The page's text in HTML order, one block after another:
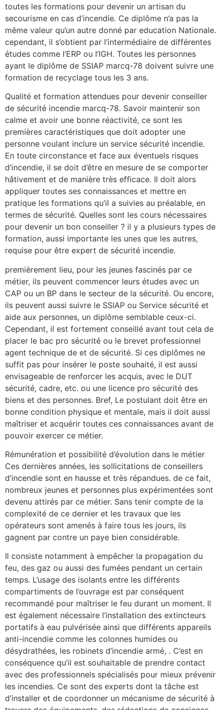
toutes les formations pour devenir un artisan du
secourisme en cas d’incendie. Ce diplôme n’a pas la
même valeur qu’un autre donné par education Nationale.
cependant, il s’obtient par l’intermédiaire de différentes
études comme l’ERP ou l’IGH. Toutes les personnes
ayant le diplôme de SSIAP marcq-78 doivent suivre une
formation de recyclage tous les 3 ans.
Qualité et formation attendues pour devenir conseiller
de sécurité incendie marcq-78. Savoir maintenir son
calme et avoir une bonne réactivité, ce sont les
premières caractéristiques que doit adopter une
personne voulant inclure un service sécurité incendie.
En toute circonstance et face aux éventuels risques
d’incendie, il se doit d’être en mesure de se comporter
hâtivement et de manière très efficace. Il doit alors
appliquer toutes ses connaissances et mettre en
pratique les formations qu’il a suivies au préalable, en
termes de sécurité. Quelles sont les cours nécessaires
pour devenir un bon conseiller ? il y a plusieurs types de
formation, aussi importante les unes que les autres,
requise pour être expert de sécurité incendie.
premièrement lieu, pour les jeunes fascinés par ce
métier, ils peuvent commencer leurs études avec un
CAP ou un BP dans le secteur de la sécurité. Ou encore,
ils peuvent aussi suivre le SSIAP ou Service sécurité et
aide aux personnes, un diplôme semblable ceux-ci.
Cependant, il est fortement conseillé avant tout cela de
placer le bac pro sécurité ou le brevet professionnel
agent technique de et de sécurité. Si ces diplômes ne
suffit pas pour insérer le poste souhaité, il est aussi
envisageable de renforcer les acquis, avec le DUT
sécurité, cadre, etc. ou une licence pro sécurité des
biens et des personnes. Bref, Le postulant doit être en
bonne condition physique et mentale, mais il doit aussi
maîtriser et acquérir toutes ces connaissances avant de
pouvoir exercer ce métier.
Rémunération et possibilité d’évolution dans le métier
Ces dernières années, les sollicitations de conseillers
d’incendie sont en hausse et très répandues. de ce fait,
nombreux jeunes et personnes plus expérimentées sont
devenu attirés par ce métier. Sans tenir compte de la
complexité de ce dernier et les travaux que les
opérateurs sont amenés à faire tous les jours, ils
gagnent par contre un paye bien considérable.
Il consiste notamment à empêcher la propagation du
feu, des gaz ou aussi des fumées pendant un certain
temps. L’usage des isolants entre les différents
compartiments de l’ouvrage est par conséquent
recommandé pour maîtriser le feu durant un moment. Il
est également nécessaire l’installation des extincteurs
portatifs à eau pulvérisée ainsi que différents appareils
anti-incendie comme les colonnes humides ou
désydrathées, les robinets d’incendie armé, . C’est en
conséquence qu’il est souhaitable de prendre contact
avec des professionnels spécialisés pour mieux prévenir
les incendies. Ce sont des experts dont la tâche est
d’installer et de coordonner un mécanisme de sécurité à